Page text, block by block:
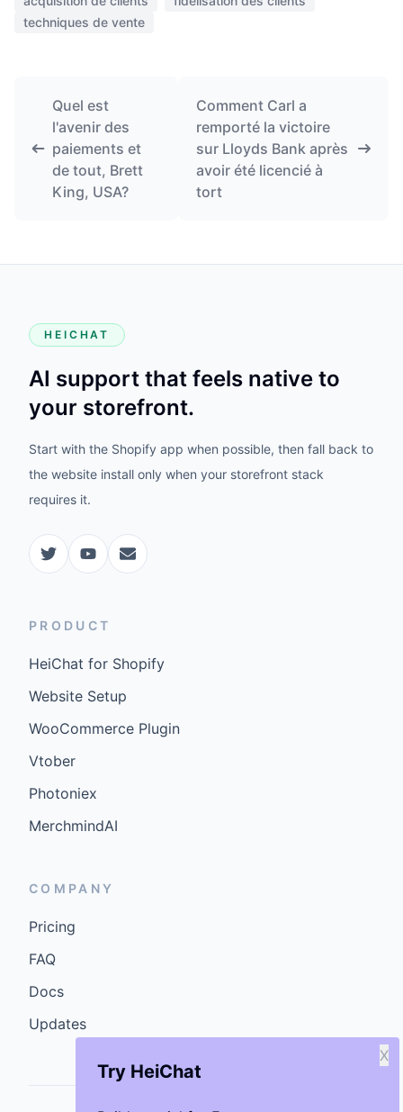
Try HeiChat
X
techniques de vente
Quel est
l'avenir des
paiements et
de tout, Brett
King, USA?
Comment Carl a
remporté la victoire
sur Lloyds Bank après
avoir été licencié à
tort
HEICHAT
AI support that feels native to
your storefront.
Start with the Shopify app when possible, then fall back to
the website install only when your storefront stack
requires it.
PRODUCT
HeiChat for Shopify
Website Setup
WooCommerce Plugin
Vtober
Photoniex
MerchmindAI
COMPANY
Pricing
FAQ
Docs
Updates